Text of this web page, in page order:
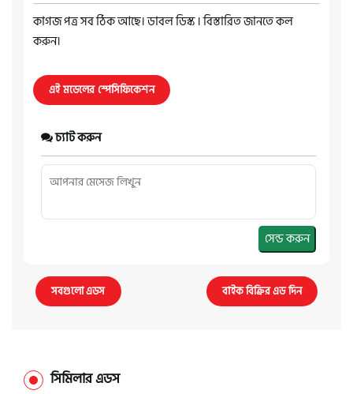
কাগজ পত্র সব ঠিক আছে। ডাবল ডিস্ক । বিস্তারিত জানতে কল
করুন।
এই মডেলের স্পেসিফিকেশন
চ্যাট করুন
সেন্ড করুন
সবগুলো এডস বাইক বিক্রির এড দিন
সিমিলার এডস